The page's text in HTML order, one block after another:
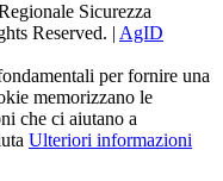
Sicurezza
Reserved. | AgID
per fornire una
memorizzano le
che ci aiutano a
Ulteriori informazioni